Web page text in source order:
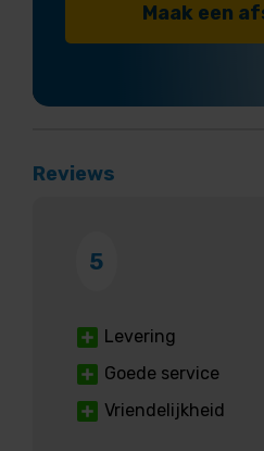
Maak een
Reviews
5
Levering
Goede service
Vriendelijkheid